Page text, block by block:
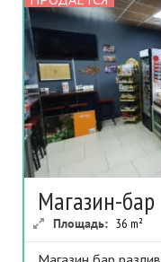
Магазин-бар
Площадь: 36 m²